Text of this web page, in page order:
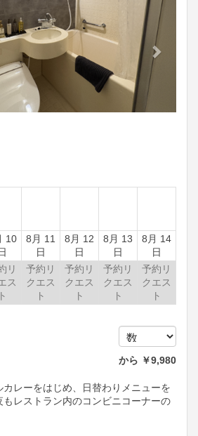
10
8月 11
日
8月 12
日
8月 13
日
8月 14
日
リ
ス
ト
予約リ
クエス
ト
予約リ
クエス
ト
予約リ
クエス
ト
予約リ
クエス
ト
から ￥9,980
レーをはじめ、日替わりメニューを
もレストラン内のコンビニコーナーの